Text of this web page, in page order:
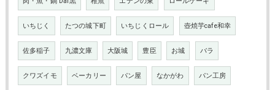
いちじく たつの城下町 いちじくロール 壺焼芋cafe和幸
佐多稲子 九濃文庫 大阪城 豊臣 お城 バラ
クワズイモ ベーカリー パン屋 なかがわ パン工房